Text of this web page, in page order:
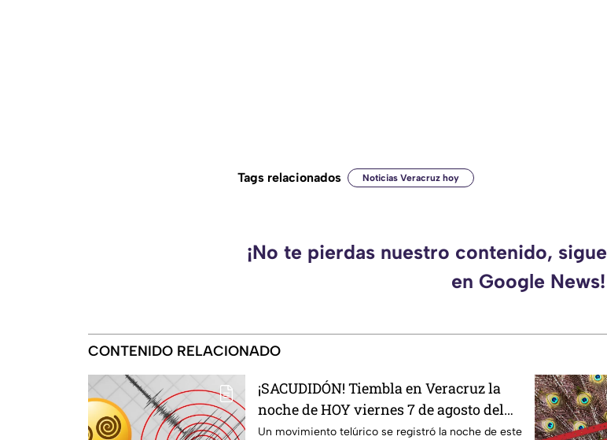
Tags relacionados Noticias Veracruz hoy
¡No te pierdas nuestro contenido,
en Google News!
CONTENIDO RELACIONADO
¡SACUDIDÓN! Tiembla en Veracruz la
noche de HOY viernes 7 de agosto del
2026; ¿cuál fue la magnitud y epicentro?
Un movimiento telúrico se registró la noche de este